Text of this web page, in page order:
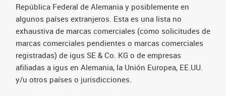
República Federal de Alemania y posiblemente en
algunos países extranjeros. Esta es una lista no
exhaustiva de marcas comerciales (como solicitudes de
marcas comerciales pendientes o marcas comerciales
registradas) de igus SE & Co. KG o de empresas
afiliadas a igus en Alemania, la Unión Europea, EE.UU.
y/u otros países o jurisdicciones.